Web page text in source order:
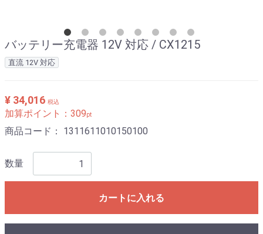
バッテリー充電器 12V 対応 / CX1215
直流 12V 対応
¥ 34,016 税込
加算ポイント： 309pt
商品コード： 1311611010150100
数量
カートに入れる